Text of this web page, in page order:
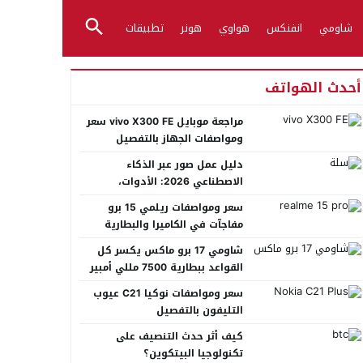
شاومي انفنكس هواوي هونر تطبيقات
أحدث الهواتف
مراجعة موبايل vivo X300 FE سعر
ومواصفات الجهاز بالتفصيل
دليل عمل صور عبر الذكاء
الاصطناعي 2026: الأدوات،
سعر ومواصفات ريلمي 15 برو
مفاجآت في الكاميرا والبطارية
شاومي 17 برو ماكس يكسر كل
القواعد ببطارية 7500 مللي أمبير
سعر ومواصفات نوكيا C21 عيوب
التليفون بالتفصيل
كيف أثر حدث التنصيف على
تكنولوجيا البيتكوين؟